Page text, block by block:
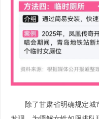
除了甘肃省明确规定城